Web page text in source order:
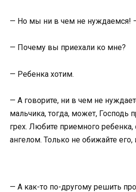
— Но мы ни в чем не нуждаемся!
— Почему вы приехали ко мне?
— Ребенка хотим.
— А говорите, ни в чем не
мальчика, тогда, может, Господь
грех. Любите приемного
ангелом. Только не обижайте его,
— А как-то по-другому решить